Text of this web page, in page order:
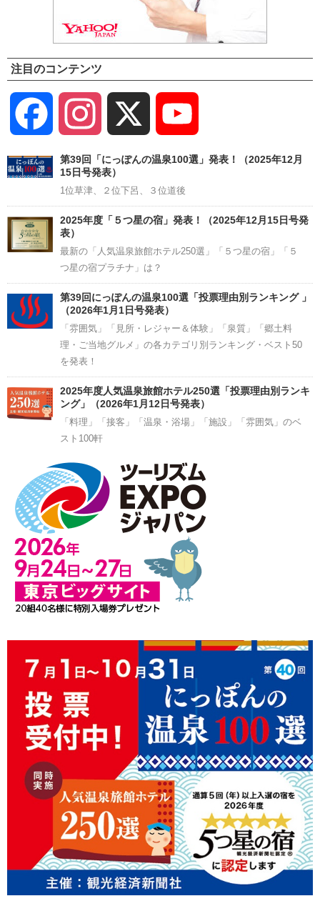
注目のコンテンツ
Facebook Instagram
Channel
第39回「にっぽんの温泉100選」発表！（2025年12月
15日号発表）
1位草津、２位下呂、３位道後
2025年度「５つ星の宿」発表！（2025年12月15日号発
表）
最新の「人気温泉旅館ホテル250選」「５つ星の宿」「５
つ星の宿プラチナ」は？
第39回にっぽんの温泉100選「投票理由別ランキング 」
（2026年1月1日号発表）
「雰囲気」「見所・レジャー＆体験」「泉質」「郷土料
理・ご当地グルメ」の各カテゴリ別ランキング・ベスト50
を発表！
2025年度人気温泉旅館ホテル250選「投票理由別ランキ
ング」（2026年1月12日号発表）
「料理」「接客」「温泉・浴場」「施設」「雰囲気」のベ
スト100軒